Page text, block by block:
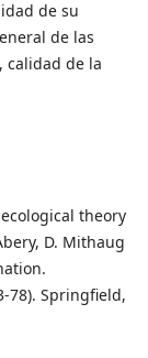
de su
de las
calidad de la
theory
D. Mithaug
78). Springfield,